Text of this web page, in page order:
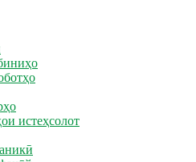
истеҳсолот